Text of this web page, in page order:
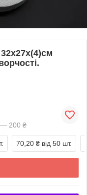
— 200 ₴
70,20 ₴ від 50 шт.